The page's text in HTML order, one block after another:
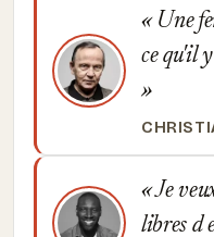
Une
ce qu'il
Je
libres d